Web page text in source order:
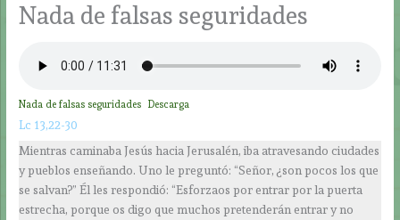
Nada de falsas seguridades
Nada de falsas seguridades Descarga
Lc 13,22-30
Mientras caminaba Jesús hacia Jerusalén, iba atravesando ciudades
y pueblos enseñando. Uno le preguntó: “Señor, ¿son pocos los que
se salvan?” Él les respondió: “Esforzaos por entrar por la puerta
estrecha, porque os digo que muchos pretenderán entrar y no